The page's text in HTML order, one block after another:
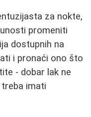
za nokte,
promeniti
dostupnih na
i pronaći ono što
- dobar lak ne
imati